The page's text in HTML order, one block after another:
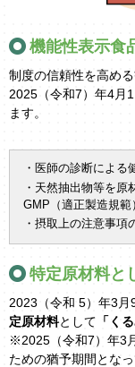
機能性表示食
制度の信頼性を高め
2025（令和7）年4月
ます。
・医師の診断によ
・天然抽出物等を原
GMP（適正製造規
・摂取上の注意事
特定原材料と
2023（令和 5）年3月
定原材料として 「く
※2025（令和7）年3
ための猶予期間となっ